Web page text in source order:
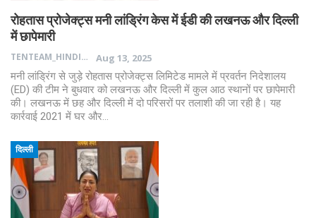
रोहतास प्रोजेक्ट्स मनी लांड्रिंग केस में ईडी की लखनऊ और दिल्ली
में छापेमारी
TENTEAM_HINDI
Aug 13, 2025
मनी लांड्रिंग से जुड़े रोहतास प्रोजेक्ट्स लिमिटेड मामले में प्रवर्तन निदेशालय
(ED) की टीम ने बुधवार को लखनऊ और दिल्ली में कुल आठ स्थानों पर छापेमारी
की। लखनऊ में छह और दिल्ली में दो परिसरों पर तलाशी की जा रही है। यह
कार्रवाई 2021 में घर और…
दिल्ली